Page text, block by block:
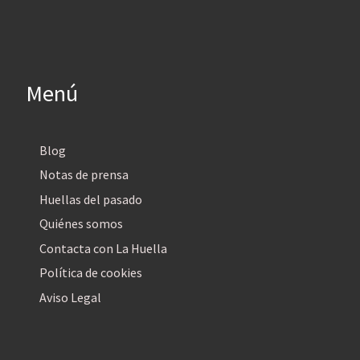
Menú
Blog
Notas de prensa
Huellas del pasado
Quiénes somos
Contacta con La Huella
Política de cookies
Aviso Legal